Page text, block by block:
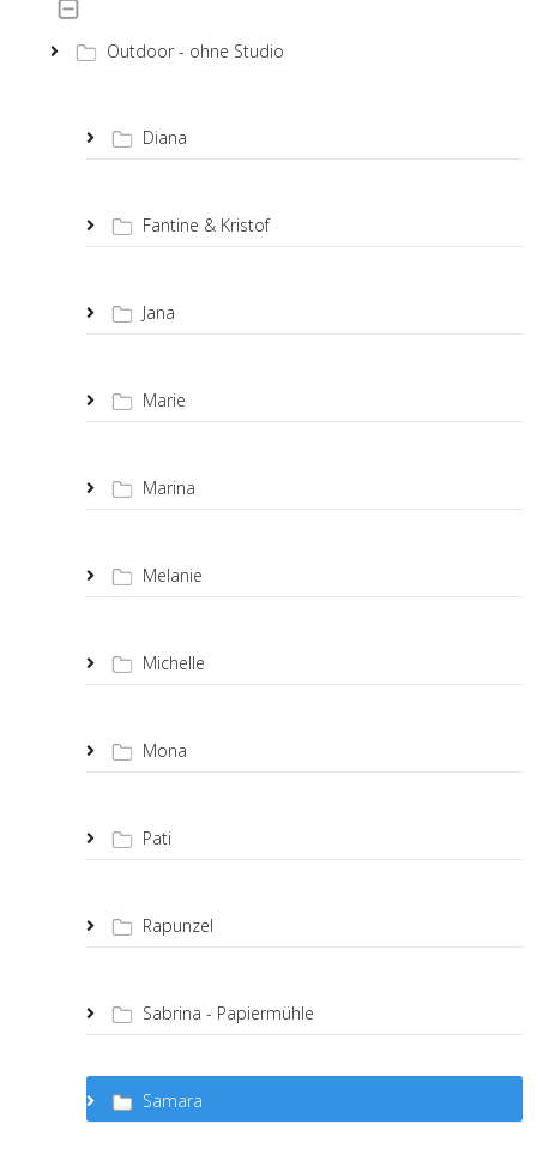
Outdoor - ohne Studio
Diana
Fantine & Kristof
Jana
Marie
Marina
Melanie
Michelle
Mona
Pati
Rapunzel
Sabrina - Papiermühle
Samara